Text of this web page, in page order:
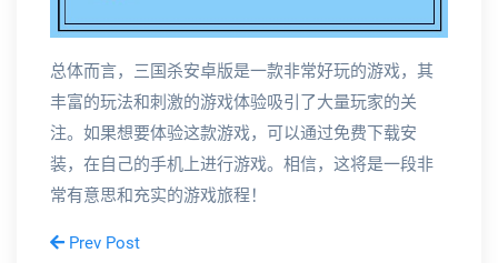
总体而言，三国杀安卓版是一款非常好玩的游戏，其
丰富的玩法和刺激的游戏体验吸引了大量玩家的关
注。如果想要体验这款游戏，可以通过免费下载安
装，在自己的手机上进行游戏。相信，这将是一段非
常有意思和充实的游戏旅程！
Prev Post